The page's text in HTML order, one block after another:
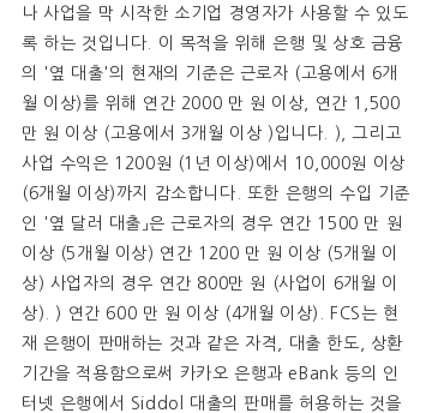
나 사업을 막 시작한 소기업 경영자가 사용할 수 있도
록 하는 것입니다. 이 목적을 위해 은행 및 상호 금융
의 '옆 대출'의 현재의 기준은 근로자 (고용에서 6개
월 이상)를 위해 연간 2000 만 원 이상, 연간 1,500
만 원 이상 (고용에서 3개월 이상 )입니다. ), 그리고
사업 수익은 1200원 (1년 이상)에서 10,000원 이상
(6개월 이상)까지 감소합니다. 또한 은행의 수입 기준
인 '옆 달러 대출」은 근로자의 경우 연간 1500 만 원
이상 (5개월 이상) 연간 1200 만 원 이상 (5개월 이
상) 사업자의 경우 연간 800만 원 (사업이 6개월 이
상). ) 연간 600 만 원 이상 (4개월 이상). FCS는 현
재 은행이 판매하는 것과 같은 자격, 대출 한도, 상환
기간을 적용함으로써 카카오 은행과 eBank 등의 인
터넷 은행에서 Siddol 대출의 판매를 허용하는 것을